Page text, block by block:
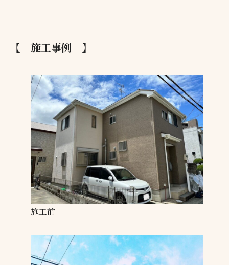
【 施工事例 】
施工前